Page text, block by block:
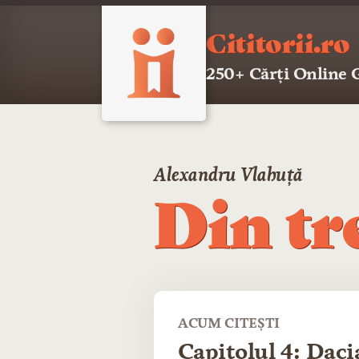
Cititorii.ro
250+ Cărți Online
Alexandru Vlahuță
Din
ACUM CITEȘTI
Capitolul 4: